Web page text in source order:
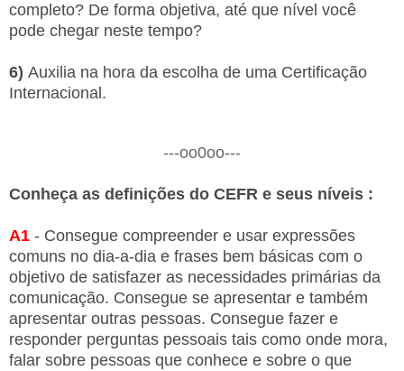
completo? De forma objetiva, até que nível você
pode chegar neste tempo?
6) Auxilia na hora da escolha de uma Certificação
Internacional.
---oo0oo---
Conheça as definições do CEFR e seus níveis :
A1 - Consegue compreender e usar expressões
comuns no dia-a-dia e frases bem básicas com o
objetivo de satisfazer as necessidades primárias da
comunicação. Consegue se apresentar e também
apresentar outras pessoas. Consegue fazer e
responder perguntas pessoais tais como onde mora,
falar sobre pessoas que conhece e sobre o que